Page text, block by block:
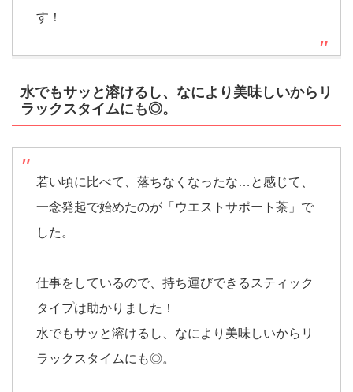
す！
水でもサッと溶けるし、なにより美味しいからリ
ラックスタイムにも◎。
若い頃に比べて、落ちなくなったな…と感じて、
一念発起で始めたのが「ウエストサポート茶」で
した。
仕事をしているので、持ち運びできるスティック
タイプは助かりました！
水でもサッと溶けるし、なにより美味しいからリ
ラックスタイムにも◎。